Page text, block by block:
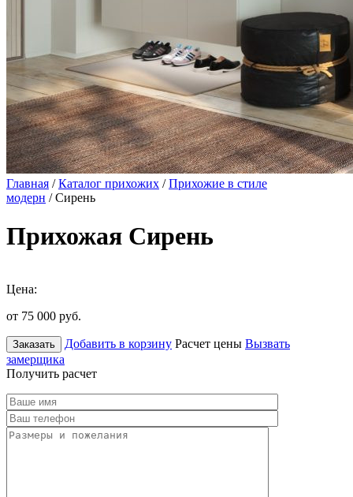
Главная /Каталог прихожих /Прихожие в стиле
модерн / Сирень
Прихожая Сирень
Цена:
от 75 000 руб.
Заказать Добавить в корзину Расчет цены Вызвать
замерщика
Получить расчет